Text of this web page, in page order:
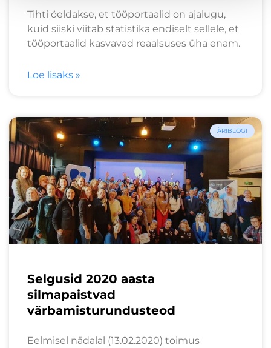
Tihti öeldakse, et tööportaalid on ajalugu,
kuid siiski viitab statistika endiselt sellele, et
tööportaalid kasvavad reaalsuses üha enam.
Loe lisaks »
ÄRIBLOGI
Selgusid 2020 aasta
silmapaistvad
värbamisturundusteod
Eelmisel nädalal (13.02.2020) toimus